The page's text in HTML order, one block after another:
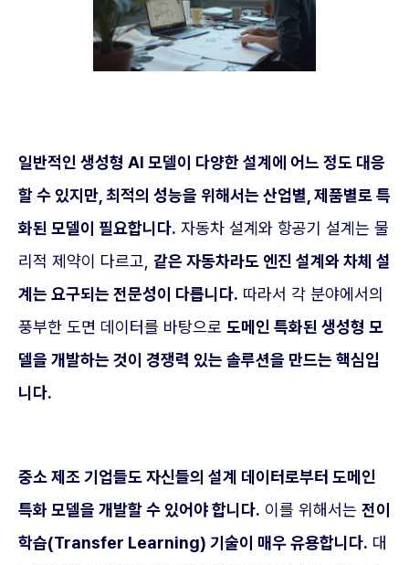
일반적인 생성형 AI 모델이 다양한 설계에 어느 정도 대응
할 수 있지만, 최적의 성능을 위해서는 산업별, 제품별로 특
화된 모델이 필요합니다. 자동차 설계와 항공기 설계는 물
리적 제약이 다르고, 같은 자동차라도 엔진 설계와 차체 설
계는 요구되는 전문성이 다릅니다. 따라서 각 분야에서의
풍부한 도면 데이터를 바탕으로 도메인 특화된 생성형 모
델을 개발하는 것이 경쟁력 있는 솔루션을 만드는 핵심입
니다.
중소 제조 기업들도 자신들의 설계 데이터로부터 도메인
특화 모델을 개발할 수 있어야 합니다. 이를 위해서는 전이
학습(Transfer Learning) 기술이 매우 유용합니다. 대